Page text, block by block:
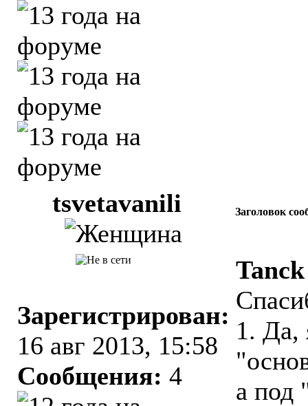
tsvetavanili Заголовок
Зарегистрирован:
16 авг 2013, 15:58
Сообщения: 4
Tanck
1. Да,
а под